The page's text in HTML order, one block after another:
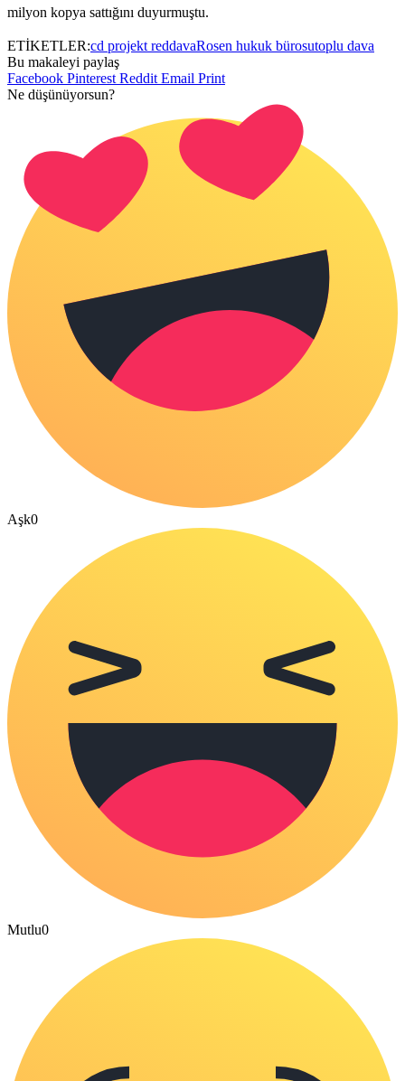
milyon kopya sattığını duyurmuştu.
ETİKETLER:cd projekt reddavaRosen hukuk bürosutoplu dava
Bu makaleyi paylaş
Facebook Pinterest Reddit Email Print
Ne düşünüyorsun?
Aşk0
Mutlu0